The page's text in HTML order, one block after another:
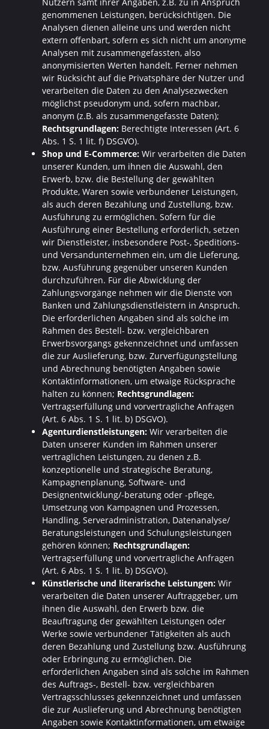
genommenen Leistungen, berücksichtigen. Die
Analysen dienen alleine uns und werden nicht
extern offenbart, sofern es sich nicht um anonyme
Analysen mit zusammengefassten, also
anonymisierten Werten handelt. Ferner nehmen
wir Rücksicht auf die Privatsphäre der Nutzer und
verarbeiten die Daten zu den Analysezwecken
möglichst pseudonym und, sofern machbar,
anonym (z.B. als zusammengefasste Daten);
Rechtsgrundlagen: Berechtigte Interessen (Art. 6
Abs. 1 S. 1 lit. f) DSGVO).
Shop und E-Commerce: Wir verarbeiten die Daten
unserer Kunden, um ihnen die Auswahl, den
Erwerb, bzw. die Bestellung der gewählten
Produkte, Waren sowie verbundener Leistungen,
als auch deren Bezahlung und Zustellung, bzw.
Ausführung zu ermöglichen. Sofern für die
Ausführung einer Bestellung erforderlich, setzen
wir Dienstleister, insbesondere Post-, Speditions-
und Versandunternehmen ein, um die Lieferung,
bzw. Ausführung gegenüber unseren Kunden
durchzuführen. Für die Abwicklung der
Zahlungsvorgänge nehmen wir die Dienste von
Banken und Zahlungsdienstleistern in Anspruch.
Die erforderlichen Angaben sind als solche im
Rahmen des Bestell- bzw. vergleichbaren
Erwerbsvorgangs gekennzeichnet und umfassen
die zur Auslieferung, bzw. Zurverfügungstellung
und Abrechnung benötigten Angaben sowie
Kontaktinformationen, um etwaige Rücksprache
halten zu können; Rechtsgrundlagen:
Vertragserfüllung und vorvertragliche Anfragen
(Art. 6 Abs. 1 S. 1 lit. b) DSGVO).
Agenturdienstleistungen: Wir verarbeiten die
Daten unserer Kunden im Rahmen unserer
vertraglichen Leistungen, zu denen z.B.
konzeptionelle und strategische Beratung,
Kampagnenplanung, Software- und
Designentwicklung/-beratung oder -pflege,
Umsetzung von Kampagnen und Prozessen,
Handling, Serveradministration, Datenanalyse/
Beratungsleistungen und Schulungsleistungen
gehören können; Rechtsgrundlagen:
Vertragserfüllung und vorvertragliche Anfragen
(Art. 6 Abs. 1 S. 1 lit. b) DSGVO).
Künstlerische und literarische Leistungen: Wir
verarbeiten die Daten unserer Auftraggeber, um
ihnen die Auswahl, den Erwerb bzw. die
Beauftragung der gewählten Leistungen oder
Werke sowie verbundener Tätigkeiten als auch
deren Bezahlung und Zustellung bzw. Ausführung
oder Erbringung zu ermöglichen. Die
erforderlichen Angaben sind als solche im Rahmen
des Auftrags-, Bestell- bzw. vergleichbaren
Vertragsschlusses gekennzeichnet und umfassen
die zur Auslieferung und Abrechnung benötigten
Angaben sowie Kontaktinformationen, um etwaige